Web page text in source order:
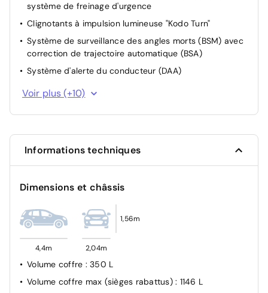
système de freinage d'urgence
Clignotants à impulsion lumineuse "Kodo Turn"
Système de surveillance des angles morts (BSM) avec
correction de trajectoire automatique (BSA)
Système d'alerte du conducteur (DAA)
Phares et essuie-glaces automatiques
Système "Auto Door Locking"
vitesse couplé à la reconnaissance des panneaux de
Essuie-glaces avec buse de lave-glace intégrée
Aide au freinage intelligent avec reconnaissance des
piétons et freinage automatique cas de trafic
transversal AV
Système d'appel d'urgence "E-Call"
Voir plus (+10)
Informations techniques
Dimensions et châssis
4,4m 2,04m
1,56m
Volume coffre : 350 L
Volume coffre max (sièges rabattus) : 1146 L